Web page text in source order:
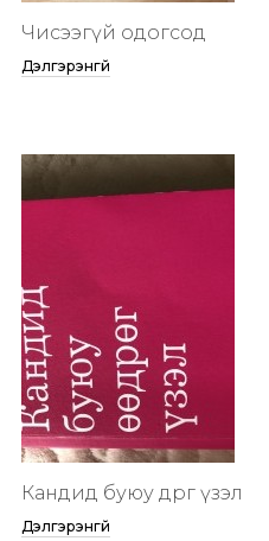
Чисээгүй одогсод
Дэлгэрэнгүй
Кандид буюу өөдрөг үзэл
Дэлгэрэнгүй